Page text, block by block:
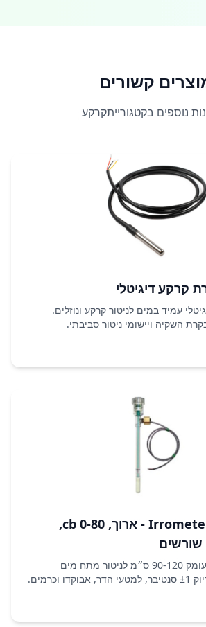
קשורים
נוספים בקטגורייתקרקע
קרקע דיגיטלי
עמיד במים לניטור קרקע ונוזלים.
השקיה ויישומי ניטור סביבתי.
טנסיומטר Irrometer LT - ארוך, 0-80 cb,
שורשים
טנסיומטר מקצועי לעומק 90-120 ס״מ לניטור מתח מים
בשורשים עמוקים. דיוק ±1 סנטיבר, למטעי הדר, אבוקדו וכרמים.